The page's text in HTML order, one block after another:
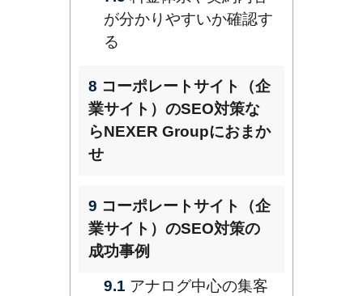
が分かりやすいか確認す
る
8 コーポレートサイト（企
業サイト）のSEO対策な
らNEXER Groupにおまか
せ
9 コーポレートサイト（企
業サイト）のSEO対策の
成功事例
9.1 アナログ中心の集客